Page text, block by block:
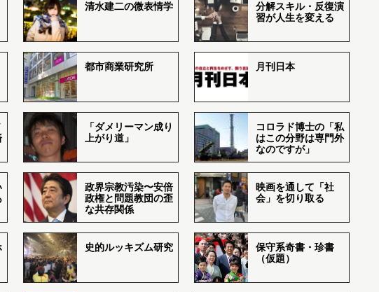
清水建二の微表情学
分解スキル・反復演
習が人生を変える
都市商業研究所 月刊日本
「ダメリーマン成り
上がり道」
コロラド博士の「私
はこの分野は専門外
なのですが」
政界宗教汚染〜安倍
政権と問題教団の歪
な共存関係
映画を通して「社
会」を切り取る
史的ルッキズム研究
保守系奇書・珍書
（仮題）